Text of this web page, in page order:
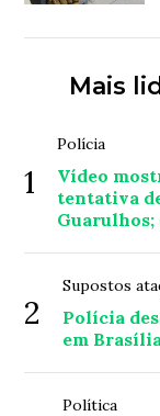
Mais
1
Polícia
Vídeo
tentativa
2
Supostos
Polícia
em
Política